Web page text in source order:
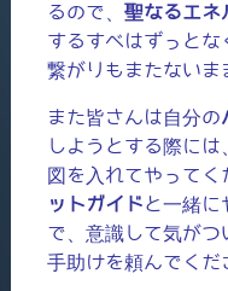
るので、 聖なるエネ
するすべはずっとな
繋がりもまたないま
また皆さんは自分の
しようとする際には
図を入れてやってく
ットガイドと一緒に
で、意識して気がつ
手助けを頼んでくだ